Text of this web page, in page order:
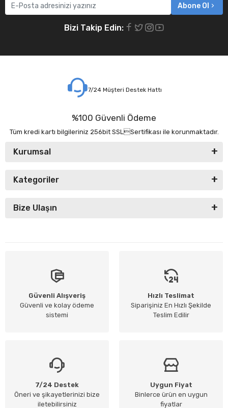
Abone Ol
Bizi Takip Edin:
7/24 Müşteri Destek Hattı
%100 Güvenli Ödeme
Tüm kredi kartı bilgileriniz 256bit SSLSertifikası ile korunmaktadır.
Kurumsal
Kategoriler
Bize Ulaşın
Güvenli Alışveriş
Güvenli ve kolay ödeme
sistemi
Hızlı Teslimat
Siparişiniz En Hızlı Şekilde
Teslim Edilir
7/24 Destek
Öneri ve şikayetlerinizi bize
iletebilirsiniz
Uygun Fiyat
Binlerce ürün en uygun
fiyatlar